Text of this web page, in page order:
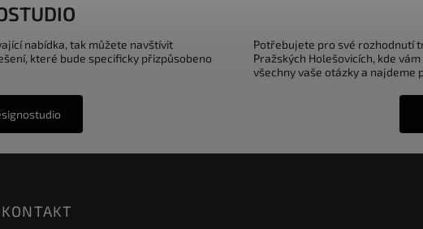
nabídka, tak můžete navštívit
které bude specificky přizpůsobeno
Potřebujete pro své rozhodnutí
Pražských Holešovicích, kde
všechny vaše otázky a najdeme
KONTAKT